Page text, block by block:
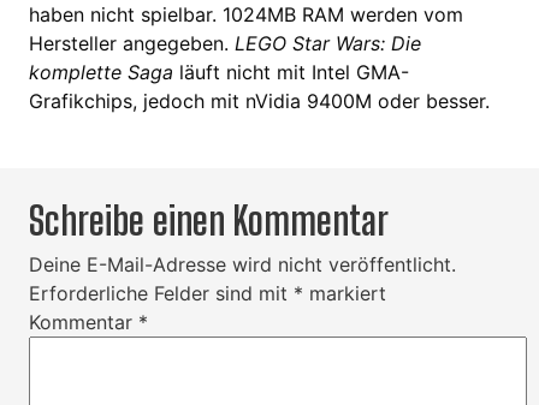
haben nicht spielbar. 1024MB RAM werden vom
Hersteller angegeben. LEGO Star Wars: Die
komplette Saga läuft nicht mit Intel GMA-
Grafikchips, jedoch mit nVidia 9400M oder besser.
Schreibe einen Kommentar
Deine E-Mail-Adresse wird nicht veröffentlicht.
Erforderliche Felder sind mit * markiert
Kommentar *